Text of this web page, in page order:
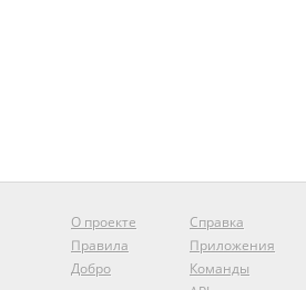
О проекте
Правила
Добро
Справка
Приложения
Команды